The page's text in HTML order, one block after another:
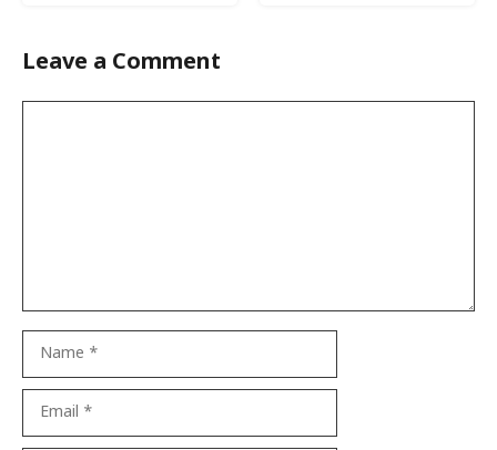
Leave a Comment